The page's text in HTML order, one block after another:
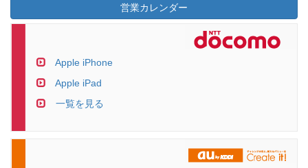
営業カレンダー
Apple iPhone
Apple iPad
一覧を見る